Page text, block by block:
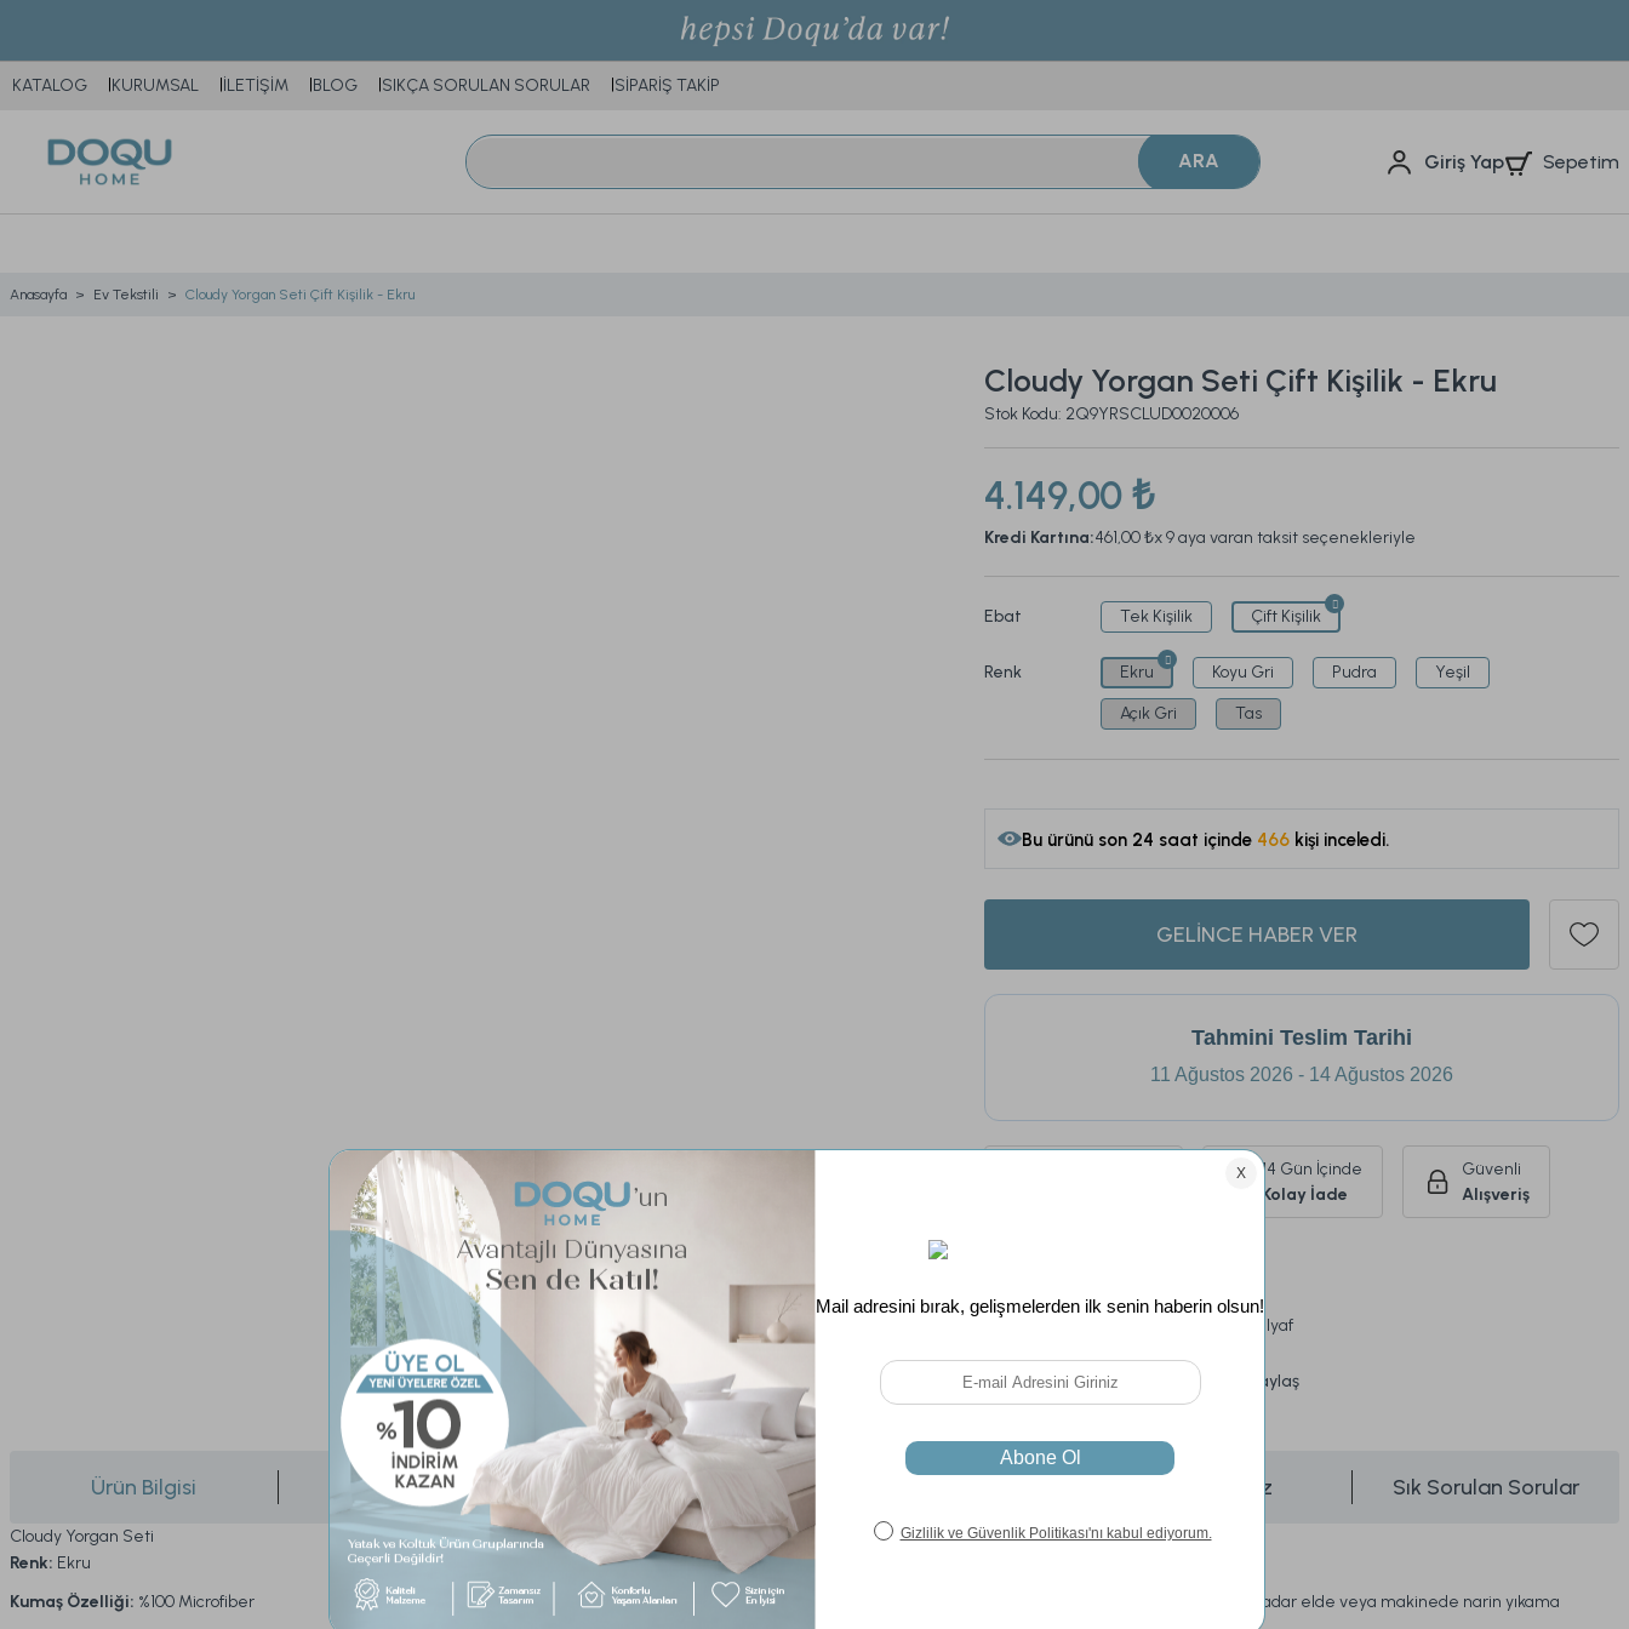
KATALOG KURUMSAL İLETİŞİM BLOG SIKÇA SORULAN SORULAR SİPARİŞ TAKİP
ARA Giriş Yap Sepetim
Anasayfa Ev Tekstili Cloudy Yorgan Seti Çift Kişilik - Ekru
Cloudy Yorgan Seti Çift Kişilik - Ekru
Stok Kodu: 2Q9YRSCLUD0020006
4.149,00 ₺
Kredi Kartına:461,00 ₺x 9 aya varan taksit seçenekleriyle
Ebat Tek Kişilik Çift Kişilik
Renk Ekru Koyu Gri Pudra
Yeşil
Açık Gri
Tas
Bu ürünü son 24 saat içinde 466 kişi inceledi.
153
GELİNCE HABER VER
Tahmini Teslim Tarihi
11 Ağustos 2026 - 14 Ağustos 2026
14 Gün İçinde
Kolay İade
Güvenli
Alışveriş
%100 Kar Tanesi Elyaf
Fiyatı Düşünce Haber Ver Paylaş
Ürün Bilgisi Yorumlar Soru & Cevap Önerileriniz Sık Sorulan Sorular
Cloudy Yorgan Seti
Renk: Ekru
Kumaş Özelliği: %100 Microfiber
Set İçeriği:
Yorgan 195 x 215 (1 Adet)
30 derece sıcaklığa kadar elde veya makinede narin yıkama